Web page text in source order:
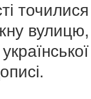
точилися